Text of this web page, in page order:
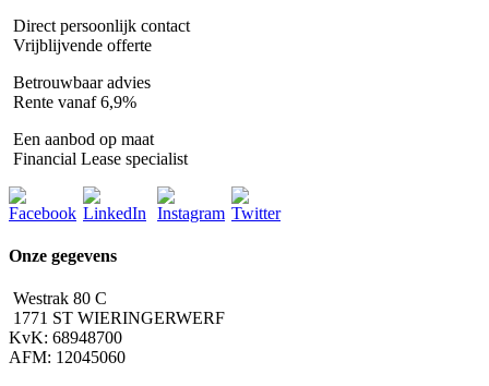
Direct persoonlijk contact
Vrijblijvende offerte
Betrouwbaar advies
Rente vanaf 6,9%
Een aanbod op maat
Financial Lease specialist
Onze gegevens
Westrak 80 C
1771 ST WIERINGERWERF
KvK: 68948700
AFM: 12045060